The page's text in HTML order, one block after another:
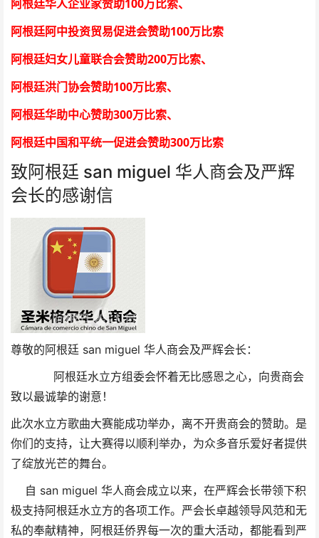
阿根廷华人企业家赞助100万比索、
阿根廷阿中投资贸易促进会赞助100万比索
阿根廷妇女儿童联合会赞助200万比索、
阿根廷洪门协会赞助100万比索、
阿根廷华助中心赞助300万比索、
阿根廷中国和平统一促进会赞助300万比索
致阿根廷 san miguel 华人商会及严辉
会长的感谢信
尊敬的阿根廷 san miguel 华人商会及严辉会长：
阿根廷水立方组委会怀着无比感恩之心，向贵商会
致以最诚挚的谢意！
此次水立方歌曲大赛能成功举办，离不开贵商会的赞助。是
你们的支持，让大赛得以顺利举办，为众多音乐爱好者提供
了绽放光芒的舞台。
自 san miguel 华人商会成立以来，在严辉会长带领下积
极支持阿根廷水立方的各项工作。严会长卓越领导风范和无
私的奉献精神，阿根廷侨界每一次的重大活动，都能看到严